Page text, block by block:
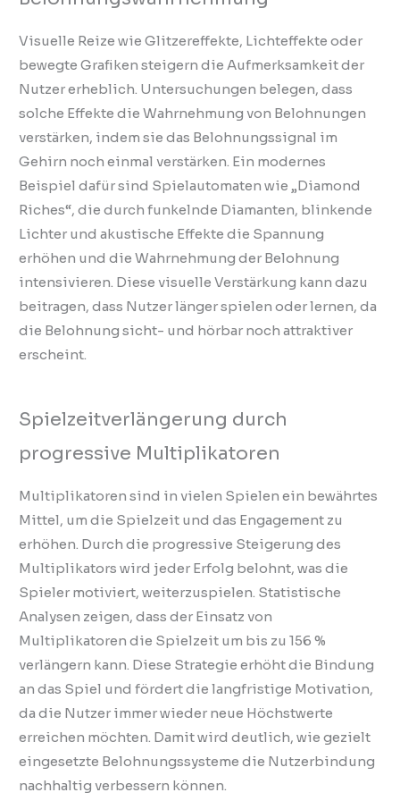
Visuelle Reize wie Glitzereffekte, Lichteffekte oder
bewegte Grafiken steigern die Aufmerksamkeit der
Nutzer erheblich. Untersuchungen belegen, dass
solche Effekte die Wahrnehmung von Belohnungen
verstärken, indem sie das Belohnungssignal im
Gehirn noch einmal verstärken. Ein modernes
Beispiel dafür sind Spielautomaten wie „Diamond
Riches“, die durch funkelnde Diamanten, blinkende
Lichter und akustische Effekte die Spannung
erhöhen und die Wahrnehmung der Belohnung
intensivieren. Diese visuelle Verstärkung kann dazu
beitragen, dass Nutzer länger spielen oder lernen, da
die Belohnung sicht- und hörbar noch attraktiver
erscheint.
Spielzeitverlängerung durch
progressive Multiplikatoren
Multiplikatoren sind in vielen Spielen ein bewährtes
Mittel, um die Spielzeit und das Engagement zu
erhöhen. Durch die progressive Steigerung des
Multiplikators wird jeder Erfolg belohnt, was die
Spieler motiviert, weiterzuspielen. Statistische
Analysen zeigen, dass der Einsatz von
Multiplikatoren die Spielzeit um bis zu 156 %
verlängern kann. Diese Strategie erhöht die Bindung
an das Spiel und fördert die langfristige Motivation,
da die Nutzer immer wieder neue Höchstwerte
erreichen möchten. Damit wird deutlich, wie gezielt
eingesetzte Belohnungssysteme die Nutzerbindung
nachhaltig verbessern können.